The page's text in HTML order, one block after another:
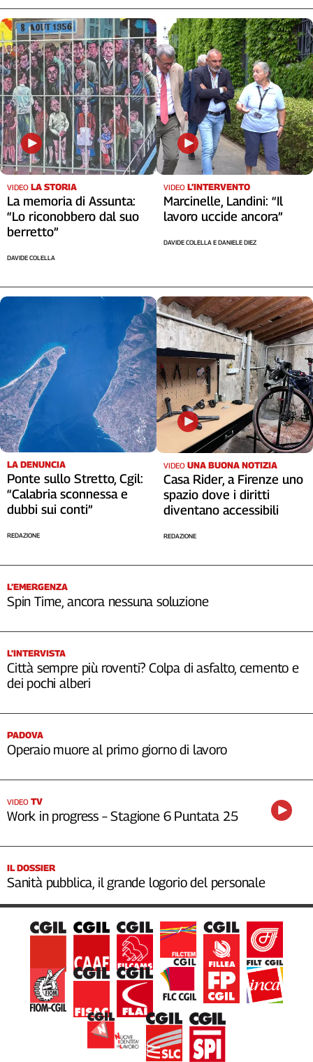
D'Aosta
Veneto
Archivio
Storico
1955-
2014
Cerca
Contatti
La
VIDEO LA STORIA
La memoria di Assunta:
“Lo riconobbero dal suo
berretto”
DAVIDE COLELLA
VIDEO L’INTERVENTO
Marcinelle, Landini: “Il
lavoro uccide ancora”
DAVIDE COLELLA E DANIELE DIEZ
LA DENUNCIA
Ponte sullo Stretto, Cgil:
“Calabria sconnessa e
dubbi sui conti”
REDAZIONE
VIDEO UNA BUONA NOTIZIA
Casa Rider, a Firenze uno
spazio dove i diritti
diventano accessibili
REDAZIONE
L’EMERGENZA
Spin Time, ancora nessuna soluzione
L’INTERVISTA
Città sempre più roventi? Colpa di asfalto, cemento e
dei pochi alberi
PADOVA
Operaio muore al primo giorno di lavoro
VIDEO TV
Work in progress – Stagione 6 Puntata 25
IL DOSSIER
Sanità pubblica, il grande logorio del personale